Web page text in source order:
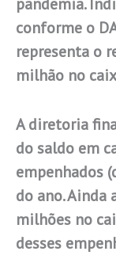
conforme o
representa o
milhão no
A diretoria
do saldo em
empenhados
do ano. Ainda
milhões no
desses